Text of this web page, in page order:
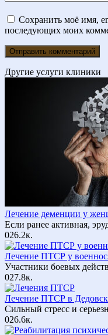
Сохранить моё имя,
последующих моих
Другие услуги клиники
Лечение деменции у
Если ранее активная,
026.2к.
Лечение ПТСР у
Участники боевых
027.8к.
Лечение ПТСР в
Сильный стресс и
026.6к.